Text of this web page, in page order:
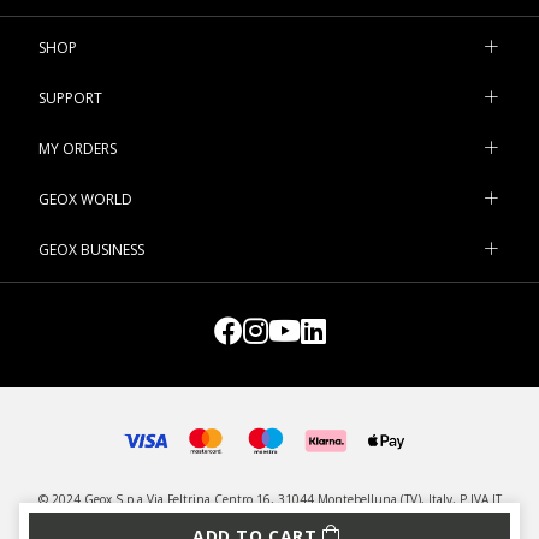
SHOP
SUPPORT
MY ORDERS
GEOX WORLD
GEOX BUSINESS
© 2024 Geox S.p.a Via Feltrina Centro 16, 31044 Montebelluna (TV), Italy, P.IVA IT
03348440268 - All rights reserved